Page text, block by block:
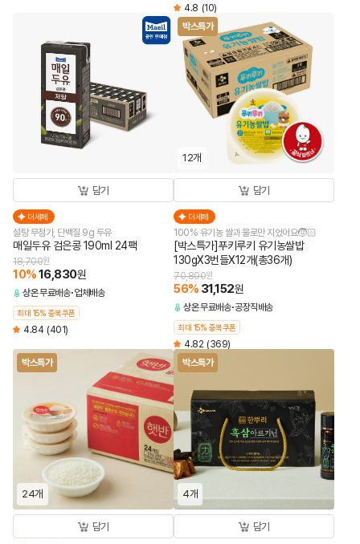
4.8 (10)
담기
더세페
설탕 무첨가, 단백질 9g 두유
매일두유 검은콩 190ml 24팩
18,700원
10%16,830원
상온무료배송 업체배송
최대 15% 중복쿠폰
4.84 (401)
박스특가
12개
담기
더세페
100% 유기농 쌀과 물로만 지었어요🧒🏻
[박스특가]푸키루키 유기농쌀밥
130gX3번들X12개(총36개)
70,800원
56% 31,152원
상온무료배송 공장직배송
최대 15% 중복쿠폰
4.82 (369)
박스특가
24개
담기
박스특가
4개
담기